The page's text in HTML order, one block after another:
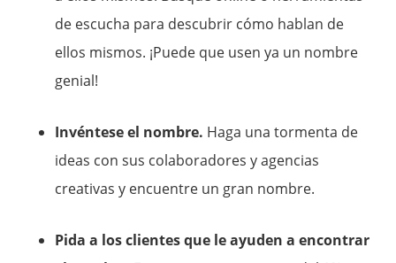
de escucha para descubrir cómo hablan de
ellos mismos. ¡Puede que usen ya un nombre
genial!
Invéntese el nombre. Haga una tormenta de
ideas con sus colaboradores y agencias
creativas y encuentre un gran nombre.
Pida a los clientes que le ayuden a encontrar